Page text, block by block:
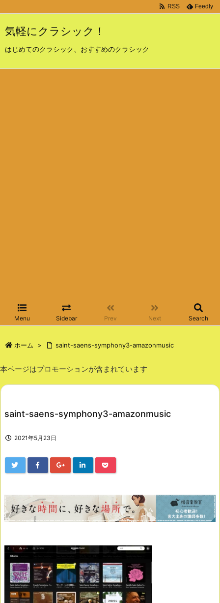
気軽にクラシック！
はじめてのクラシック、おすすめのクラシック
Menu Sidebar Prev Next Search
RSS Feedly
ホーム > saint-saens-symphony3-amazonmusic
本ページはプロモーションが含まれています
saint-saens-symphony3-amazonmusic
2021年5月23日